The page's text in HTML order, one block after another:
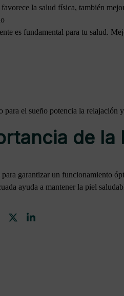
la salud física, también
es fundamental para tu salud.
para el sueño potencia la relajación
de
garantizar un funcionamiento
ayuda a mantener la piel